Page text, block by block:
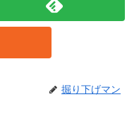
掘り下げマン